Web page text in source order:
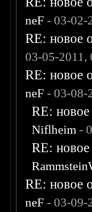
neF - 03-02-
RE: новое
03-05-2011,
RE: новое
neF - 03-08-
RE:
Niflheim -
RE:
RE: новое
neF - 03-09-